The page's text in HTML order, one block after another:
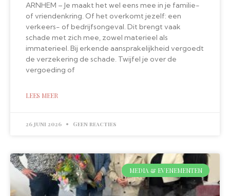
ARNHEM – Je maakt het wel eens mee in je familie-
of vriendenkring. Of het overkomt jezelf: een
verkeers- of bedrijfsongeval. Dit brengt vaak
schade met zich mee, zowel materieel als
immaterieel. Bij erkende aansprakelijkheid vergoedt
de verzekering de schade. Twijfel je over de
vergoeding of
LEES MEER
26 juni 2026 Geen reacties
MEDIA & EVENEMENTEN